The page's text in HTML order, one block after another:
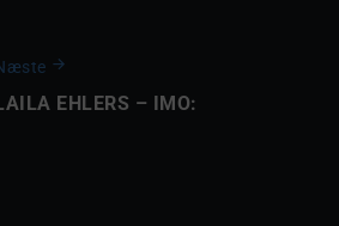
EHLERS – IMO: